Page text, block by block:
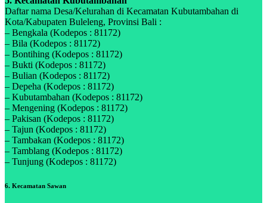
Daftar nama Desa/Kelurahan di Kecamatan Kubutambahan di
Kota/Kabupaten Buleleng, Provinsi Bali :
– Bengkala (Kodepos : 81172)
– Bila (Kodepos : 81172)
– Bontihing (Kodepos : 81172)
– Bukti (Kodepos : 81172)
– Bulian (Kodepos : 81172)
– Depeha (Kodepos : 81172)
– Kubutambahan (Kodepos : 81172)
– Mengening (Kodepos : 81172)
– Pakisan (Kodepos : 81172)
– Tajun (Kodepos : 81172)
– Tambakan (Kodepos : 81172)
– Tamblang (Kodepos : 81172)
– Tunjung (Kodepos : 81172)
6. Kecamatan Sawan